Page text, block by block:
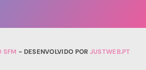
SFM - DESENVOLVIDO POR JUSTWEB.PT